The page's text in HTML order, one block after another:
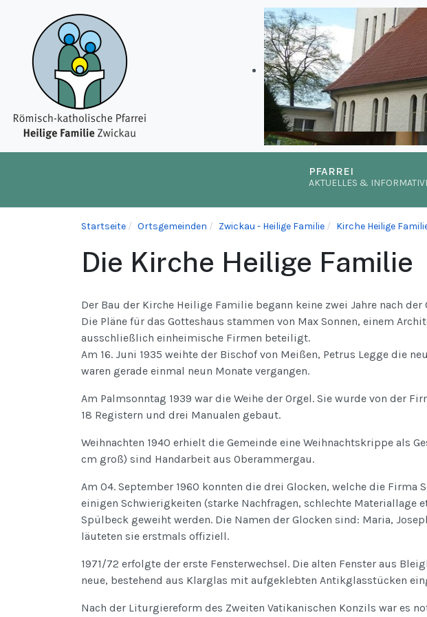
PFARREI
AKTUELLES &
Startseite Ortsgemeinden Zwickau - Heilige Familie Kirche Heilige
Die Kirche Heilige Familie
Der Bau der Kirche Heilige Familie begann keine zwei Jahre nach
Die Pläne für das Gotteshaus stammen von Max Sonnen, einem
ausschließlich einheimische Firmen beteiligt.
Am 16. Juni 1935 weihte der Bischof von Meißen, Petrus Legge die
waren gerade einmal neun Monate vergangen.
Am Palmsonntag 1939 war die Weihe der Orgel. Sie wurde von der
18 Registern und drei Manualen gebaut.
Weihnachten 1940 erhielt die Gemeinde eine Weihnachtskrippe als
cm groß) sind Handarbeit aus Oberammergau.
Am 04. September 1960 konnten die drei Glocken, welche die Firma
einigen Schwierigkeiten (starke Nachfragen, schlechte Materiallage
Spülbeck geweiht werden. Die Namen der Glocken sind: Maria,
läuteten sie erstmals offiziell.
1971/72 erfolgte der erste Fensterwechsel. Die alten Fenster aus
neue, bestehend aus Klarglas mit aufgeklebten Antikglasstücken
Nach der Liturgiereform des Zweiten Vatikanischen Konzils war es